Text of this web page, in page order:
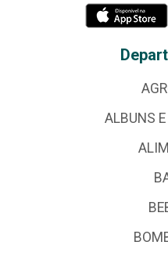
ALBUNS